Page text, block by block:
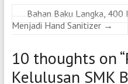
Bahan Baku Langka,
Menjadi Hand Sanitizer →
10 thoughts on “
Kelulusan SMK